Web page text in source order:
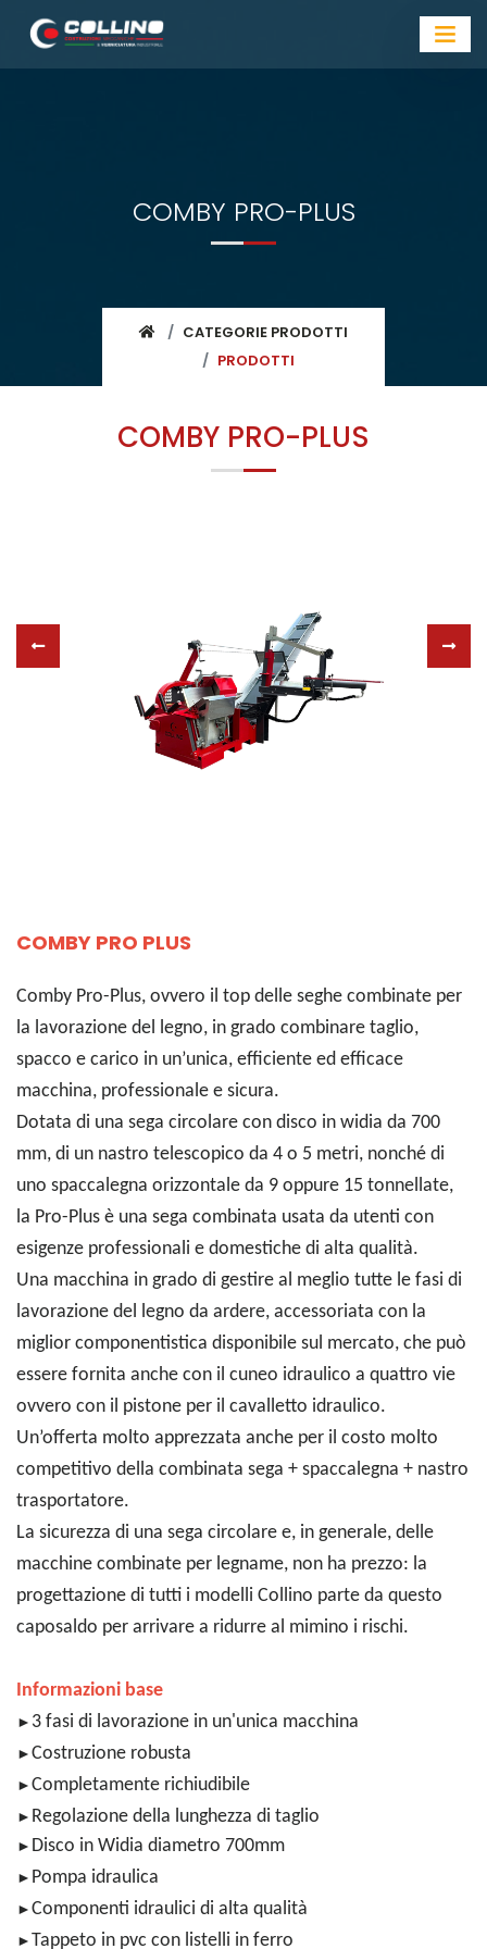
COMBY PRO-PLUS
CATEGORIE PRODOTTI
PRODOTTI
COMBY PRO-PLUS
COMBY PRO PLUS
Comby Pro-Plus, ovvero il top delle seghe combinate per
la lavorazione del legno, in grado combinare taglio,
spacco e carico in un’unica, efficiente ed efficace
macchina, professionale e sicura.
Dotata di una sega circolare con disco in widia da 700
mm, di un nastro telescopico da 4 o 5 metri, nonché di
uno spaccalegna orizzontale da 9 oppure 15 tonnellate,
la Pro-Plus è una sega combinata usata da utenti con
esigenze professionali e domestiche di alta qualità.
Una macchina in grado di gestire al meglio tutte le fasi di
lavorazione del legno da ardere, accessoriata con la
miglior componentistica disponibile sul mercato, che può
essere fornita anche con il cuneo idraulico a quattro vie
ovvero con il pistone per il cavalletto idraulico.
Un’offerta molto apprezzata anche per il costo molto
competitivo della combinata sega + spaccalegna + nastro
trasportatore.
La sicurezza di una sega circolare e, in generale, delle
macchine combinate per legname, non ha prezzo: la
progettazione di tutti i modelli Collino parte da questo
caposaldo per arrivare a ridurre al mimino i rischi.
Informazioni base
► 3 fasi di lavorazione in un'unica macchina
► Costruzione robusta
► Completamente richiudibile
► Regolazione della lunghezza di taglio
► Disco in Widia diametro 700mm
► Pompa idraulica
► Componenti idraulici di alta qualità
► Tappeto in pvc con listelli in ferro